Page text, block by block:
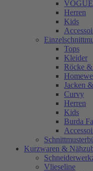
Herren
Kids
Tops
Kleider
Röcke
Jacken
Curvy
Herren
Kids
Burda
Kurzwaren &
Vlieseline